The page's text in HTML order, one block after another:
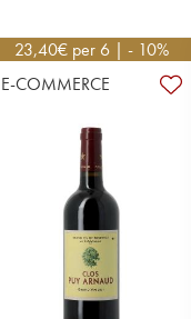
23,40€ per 6 | - 10%
E-COMMERCE